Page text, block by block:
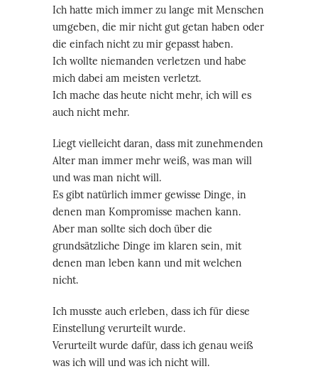
Ich hatte mich immer zu lange mit Menschen
umgeben, die mir nicht gut getan haben oder
die einfach nicht zu mir gepasst haben.
Ich wollte niemanden verletzen und habe
mich dabei am meisten verletzt.
Ich mache das heute nicht mehr, ich will es
auch nicht mehr.
Liegt vielleicht daran, dass mit zunehmenden
Alter man immer mehr weiß, was man will
und was man nicht will.
Es gibt natürlich immer gewisse Dinge, in
denen man Kompromisse machen kann.
Aber man sollte sich doch über die
grundsätzliche Dinge im klaren sein, mit
denen man leben kann und mit welchen
nicht.
Ich musste auch erleben, dass ich für diese
Einstellung verurteilt wurde.
Verurteilt wurde dafür, dass ich genau weiß
was ich will und was ich nicht will.